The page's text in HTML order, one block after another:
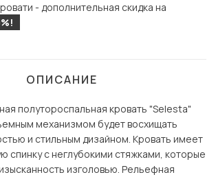
- дополнительная скидка на
ОПИСАНИЕ
полутороспальная кровать "Selesta"
механизмом будет восхищать
и стильным дизайном. Кровать имеет
спинку с неглубокими стяжками, которые
изголовью. Рельефная